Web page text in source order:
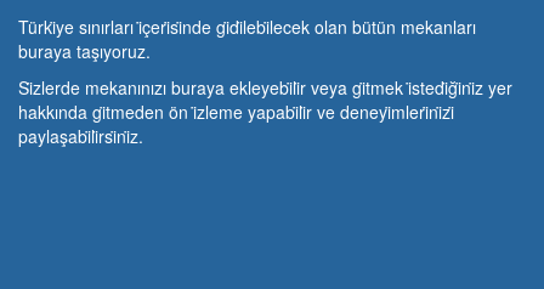
Türki̇ye sınırları i̇çeri̇si̇nde gi̇di̇lebi̇lecek olan bütün mekanları
buraya taşıyoruz.
Si̇zlerde mekanınızı buraya ekleyebi̇li̇r veya gi̇tmek i̇stedi̇ği̇ni̇z yer
hakkında gi̇tmeden ön i̇zleme yapabi̇li̇r ve deneyi̇mleri̇ni̇zi̇
paylaşabi̇li̇rsi̇ni̇z.